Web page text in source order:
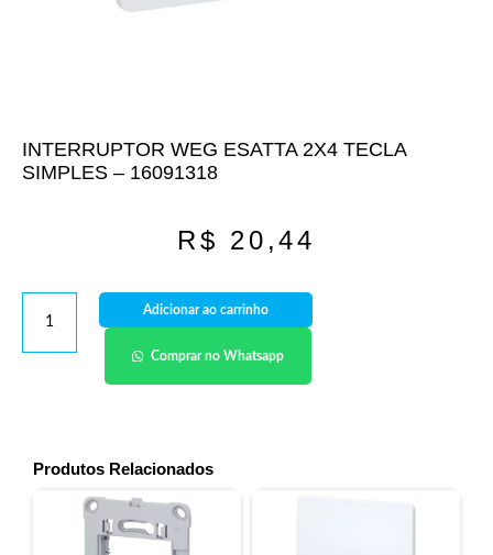
INTERRUPTOR WEG ESATTA 2X4 TECLA
SIMPLES – 16091318
R$ 20,44
Adicionar ao carrinho
Comprar no Whatsapp
Produtos Relacionados